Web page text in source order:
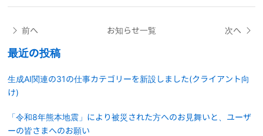
前へ お知らせ一覧 次へ
最近の投稿
生成AI関連の31の仕事カテゴリーを新設しました(クライアント向
け)
「令和8年熊本地震」により被災された方へのお見舞いと、ユーザ
ーの皆さまへのお願い